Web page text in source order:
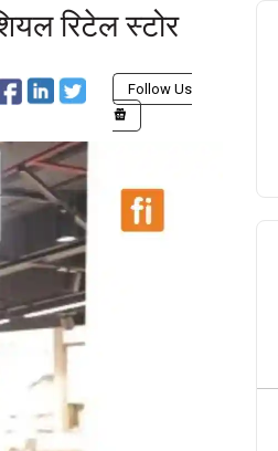
रिटेल स्टोर
Follow Us